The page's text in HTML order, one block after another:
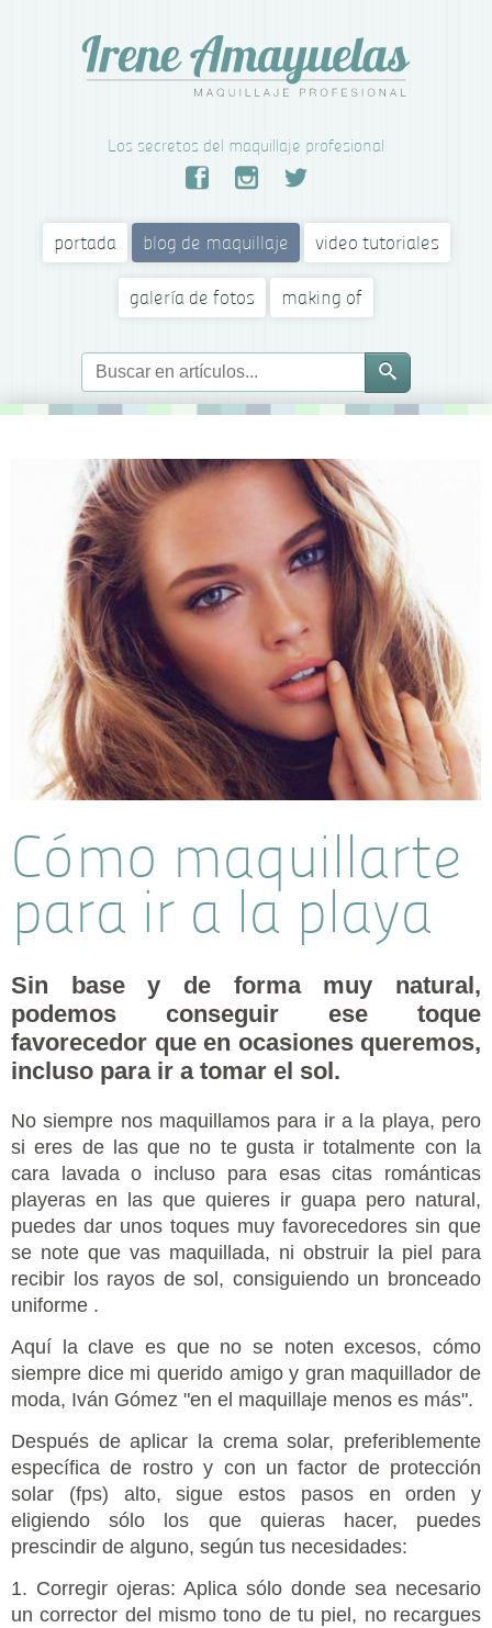
Los secretos del maquillaje profesional
portada blog de maquillaje video tutoriales
galería de fotos making of
Cómo maquillarte
para ir a la playa
Sin base y de forma muy natural,
podemos conseguir ese toque
favorecedor que en ocasiones queremos,
incluso para ir a tomar el sol.
No siempre nos maquillamos para ir a la playa, pero
si eres de las que no te gusta ir totalmente con la
cara lavada o incluso para esas citas románticas
playeras en las que quieres ir guapa pero natural,
puedes dar unos toques muy favorecedores sin que
se note que vas maquillada, ni obstruir la piel para
recibir los rayos de sol, consiguiendo un bronceado
uniforme .
Aquí la clave es que no se noten excesos, cómo
siempre dice mi querido amigo y gran maquillador de
moda, Iván Gómez "en el maquillaje menos es más".
Después de aplicar la crema solar, preferiblemente
específica de rostro y con un factor de protección
solar (fps) alto, sigue estos pasos en orden y
eligiendo sólo los que quieras hacer, puedes
prescindir de alguno, según tus necesidades:
1. Corregir ojeras: Aplica sólo donde sea necesario
un corrector del mismo tono de tu piel, no recargues